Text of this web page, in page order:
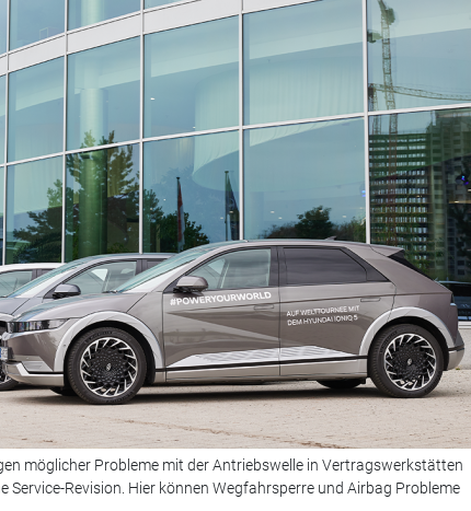
möglicher Probleme mit der Antriebswelle in Vertragswerkstätten
Revision. Hier können Wegfahrsperre und Airbag Probleme